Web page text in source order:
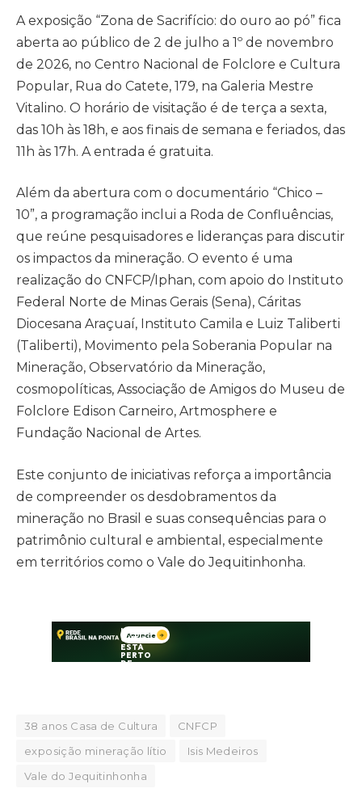
A exposição “Zona de Sacrifício: do ouro ao pó” fica
aberta ao público de 2 de julho a 1º de novembro
de 2026, no Centro Nacional de Folclore e Cultura
Popular, Rua do Catete, 179, na Galeria Mestre
Vitalino. O horário de visitação é de terça a sexta,
das 10h às 18h, e aos finais de semana e feriados, das
11h às 17h. A entrada é gratuita.
Além da abertura com o documentário “Chico –
10”, a programação inclui a Roda de Confluências,
que reúne pesquisadores e lideranças para discutir
os impactos da mineração. O evento é uma
realização do CNFCP/Iphan, com apoio do Instituto
Federal Norte de Minas Gerais (Sena), Cáritas
Diocesana Araçuaí, Instituto Camila e Luiz Taliberti
(Taliberti), Movimento pela Soberania Popular na
Mineração, Observatório da Mineração,
cosmopolíticas, Associação de Amigos do Museu de
Folclore Edison Carneiro, Artmosphere e
Fundação Nacional de Artes.
Este conjunto de iniciativas reforça a importância
de compreender os desdobramentos da
mineração no Brasil e suas consequências para o
patrimônio cultural e ambiental, especialmente
em territórios como o Vale do Jequitinhonha.
38 anos Casa de Cultura
CNFCP
exposição mineração lítio
Isis Medeiros
Vale do Jequitinhonha